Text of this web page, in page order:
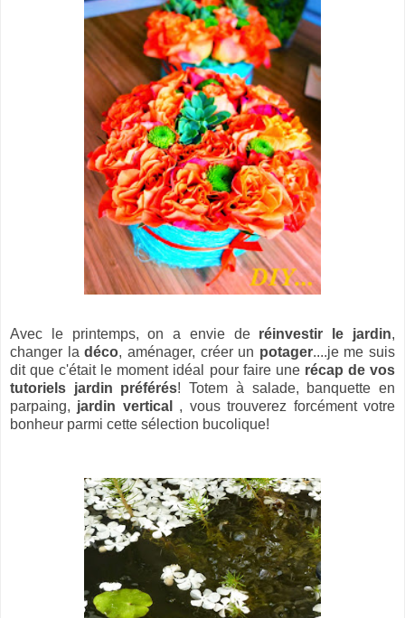
Avec le printemps, on a envie de réinvestir le jardin,
changer la déco, aménager, créer un potager....je me suis
dit que c'était le moment idéal pour faire une récap de vos
tutoriels jardin préférés! Totem à salade, banquette en
parpaing, jardin vertical
, vous trouverez forcément votre
bonheur parmi cette sélection bucolique!